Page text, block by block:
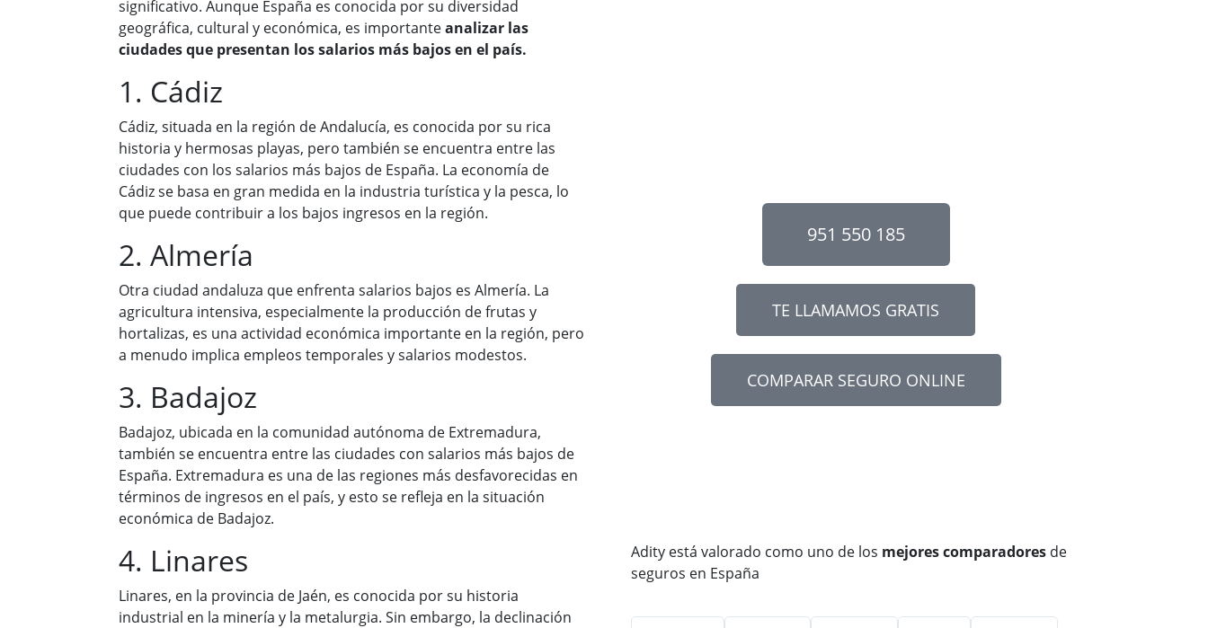
significativo. Aunque España es conocida por su diversidad
geográfica, cultural y económica, es importanteanalizar las
ciudades que presentan los salarios más bajos en el país.
1. Cádiz
Cádiz, situada en la región de Andalucía, es conocida por su rica
historia y hermosas playas, pero también se encuentra entre las
ciudades con los salarios más bajos de España. La economía de
Cádiz se basa en gran medida en la industria turística y la pesca, lo
que puede contribuir a los bajos ingresos en la región.
2. Almería
Otra ciudad andaluza que enfrenta salarios bajos es Almería. La
agricultura intensiva, especialmente la producción de frutas y
hortalizas, es una actividad económica importante en la región, pero
a menudo implica empleos temporales y salarios modestos.
3. Badajoz
Badajoz, ubicada en la comunidad autónoma de Extremadura,
también se encuentra entre las ciudades con salarios más bajos de
España. Extremadura es una de las regiones más desfavorecidas en
términos de ingresos en el país, y esto se refleja en la situación
económica de Badajoz.
4. Linares
Linares, en la provincia de Jaén, es conocida por su historia
industrial en la minería y la metalurgia. Sin embargo, la declinación
951 550 185
TE LLAMAMOS GRATIS
COMPARAR SEGURO ONLINE
Adity está valorado como uno de los mejores comparadores de
seguros en España